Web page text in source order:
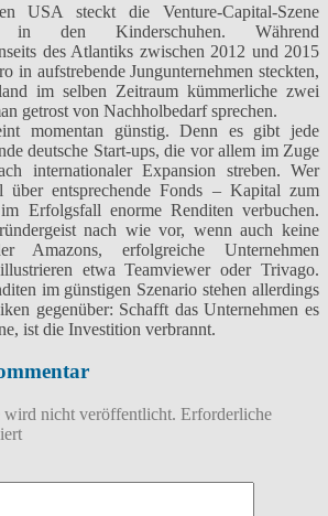
USA steckt die Venture-Capital-Szene
in den Kinderschuhen. Während
des Atlantiks zwischen 2012 und 2015
in aufstrebende Jungunternehmen steckten,
im selben Zeitraum kümmerliche zwei
getrost von Nachholbedarf sprechen.
momentan günstig. Denn es gibt jede
deutsche Start-ups, die vor allem im Zuge
internationaler Expansion streben. Wer
entsprechende Fonds – Kapital zum
Erfolgsfall enorme Renditen verbuchen.
nach wie vor, wenn auch keine
Amazons, erfolgreiche Unternehmen
etwa Teamviewer oder Trivago.
im günstigen Szenario stehen allerdings
gegenüber: Schafft das Unternehmen es
ist die Investition verbrannt.
nicht veröffentlicht. Erforderliche